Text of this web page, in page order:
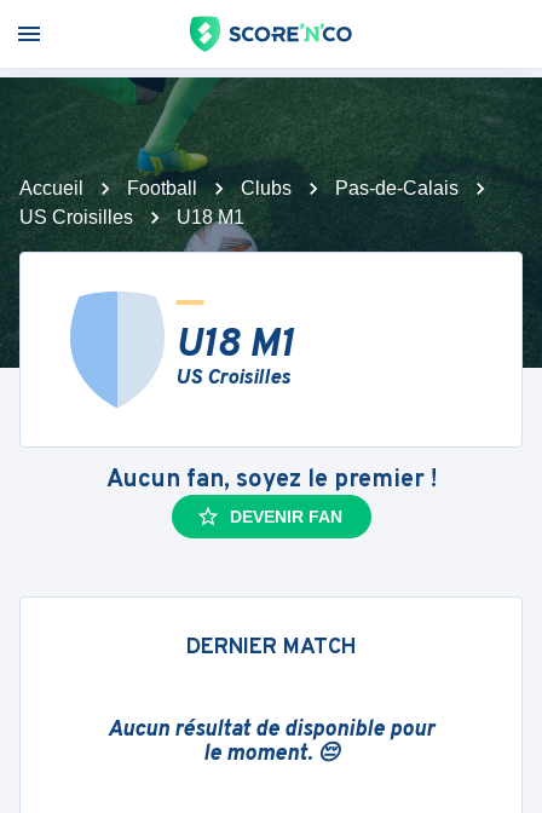
Accueil Football Clubs
Pas-de-Calais
US Croisilles
U18 M1
U18 M1
US Croisilles
Aucun fan, soyez le premier !
DEVENIR FAN
DERNIER MATCH
Aucun résultat de disponible pour
le moment. 😔